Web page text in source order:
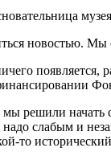
новостью. Мы
решили начать
слабым и
то